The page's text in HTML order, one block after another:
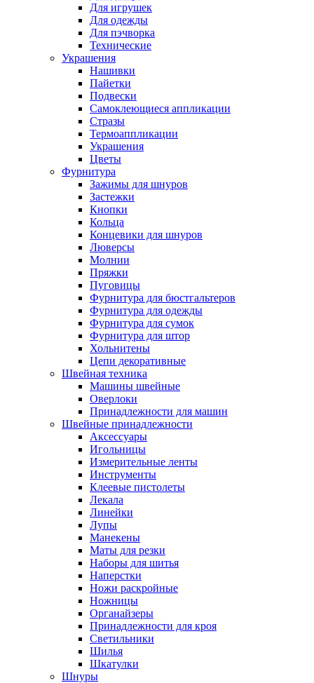
Для игрушек
Для одежды
Для пэчворка
Технические
Украшения
Нашивки
Пайетки
Подвески
Самоклеющиеся аппликации
Стразы
Термоаппликации
Украшения
Цветы
Фурнитура
Зажимы для шнуров
Застежки
Кнопки
Кольца
Концевики для шнуров
Люверсы
Молнии
Пряжки
Пуговицы
Фурнитура для бюстгальтеров
Фурнитура для одежды
Фурнитура для сумок
Фурнитура для штор
Хольнитены
Цепи декоративные
Швейная техника
Машины швейные
Оверлоки
Принадлежности для машин
Швейные принадлежности
Аксессуары
Игольницы
Измерительные ленты
Инструменты
Клеевые пистолеты
Лекала
Линейки
Лупы
Манекены
Маты для резки
Наборы для шитья
Наперстки
Ножи раскройные
Ножницы
Органайзеры
Принадлежности для кроя
Светильники
Шилья
Шкатулки
Шнуры